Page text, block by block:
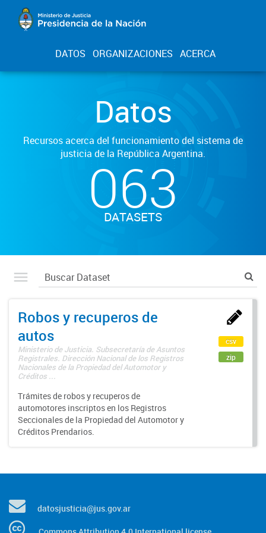
DATOS ORGANIZACIONES ACERCA
Datos
Recursos acerca del funcionamiento del sistema de
justicia de la República Argentina.
063
DATASETS
Robos y recuperos de
autos
Ministerio de Justicia. Subsecretaría de Asuntos
Registrales. Dirección Nacional de los Registros
Nacionales de la Propiedad del Automotor y
Créditos ...
Trámites de robos y recuperos de
automotores inscriptos en los Registros
Seccionales de la Propiedad del Automotor y
Créditos Prendarios.
csv
zip
datosjusticia@jus.gov.ar